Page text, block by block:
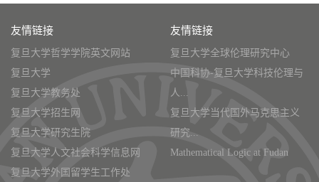
友情链接
复旦大学哲学学院英文网站
复旦大学
复旦大学教务处
复旦大学招生网
复旦大学研究生院
复旦大学人文社会科学信息网
复旦大学外国留学生工作处
友情链接
复旦大学全球伦理研究中心
中国科协-复旦大学科技伦理与
人...
复旦大学当代国外马克思主义
研究...
Mathematical Logic at Fudan